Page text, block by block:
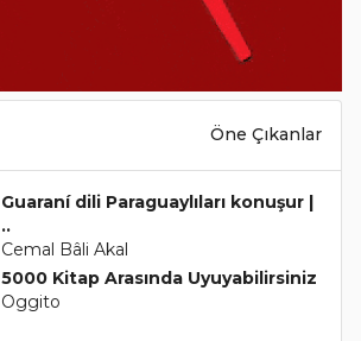
Öne Çıkanlar
Guaraní dili Paraguaylıları konuşur |
..
Cemal Bâli Akal
5000 Kitap Arasında Uyuyabilirsiniz
Oggito